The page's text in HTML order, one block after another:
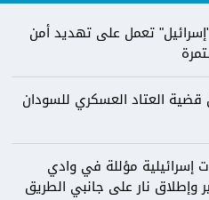
"إسرائيل" تعمل على تهديد أمن
العتاد العسكري للسودان
إسرائيلية مؤللة في وادي
وإطلاق نار على جانبي الطريق